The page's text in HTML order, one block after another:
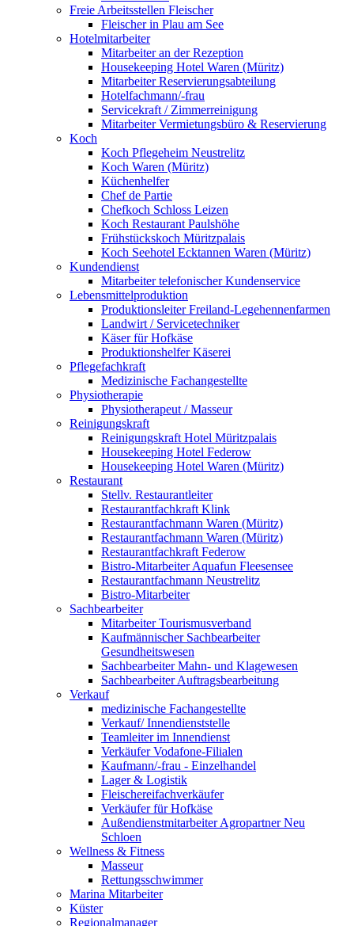
Freie Arbeitsstellen Fleischer
Fleischer in Plau am See
Hotelmitarbeiter
Mitarbeiter an der Rezeption
Housekeeping Hotel Waren (Müritz)
Mitarbeiter Reservierungsabteilung
Hotelfachmann/-frau
Servicekraft / Zimmerreinigung
Mitarbeiter Vermietungsbüro & Reservierung
Koch
Koch Pflegeheim Neustrelitz
Koch Waren (Müritz)
Küchenhelfer
Chef de Partie
Chefkoch Schloss Leizen
Koch Restaurant Paulshöhe
Frühstückskoch Müritzpalais
Koch Seehotel Ecktannen Waren (Müritz)
Kundendienst
Mitarbeiter telefonischer Kundenservice
Lebensmittelproduktion
Produktionsleiter Freiland-Legehennenfarmen
Landwirt / Servicetechniker
Käser für Hofkäse
Produktionshelfer Käserei
Pflegefachkraft
Medizinische Fachangestellte
Physiotherapie
Physiotherapeut / Masseur
Reinigungskraft
Reinigungskraft Hotel Müritzpalais
Housekeeping Hotel Federow
Housekeeping Hotel Waren (Müritz)
Restaurant
Stellv. Restaurantleiter
Restaurantfachkraft Klink
Restaurantfachmann Waren (Müritz)
Restaurantfachmann Waren (Müritz)
Restaurantfachkraft Federow
Bistro-Mitarbeiter Aquafun Fleesensee
Restaurantfachmann Neustrelitz
Bistro-Mitarbeiter
Sachbearbeiter
Mitarbeiter Tourismusverband
Kaufmännischer Sachbearbeiter
Gesundheitswesen
Sachbearbeiter Mahn- und Klagewesen
Sachbearbeiter Auftragsbearbeitung
Verkauf
medizinische Fachangestellte
Verkauf/ Innendienststelle
Teamleiter im Innendienst
Verkäufer Vodafone-Filialen
Kaufmann/-frau - Einzelhandel
Lager & Logistik
Fleischereifachverkäufer
Verkäufer für Hofkäse
Außendienstmitarbeiter Agropartner Neu
Schloen
Wellness & Fitness
Masseur
Rettungsschwimmer
Marina Mitarbeiter
Küster
Regionalmanager